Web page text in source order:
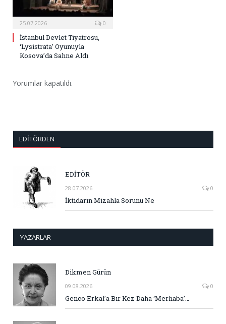
25.07.2026 0
İstanbul Devlet Tiyatrosu,
‘Lysistrata’ Oyunuyla
Kosova’da Sahne Aldı
Yorumlar kapatıldı.
EDITÖRDEN
EDİTÖR
28.07.2026 0
İktidarın Mizahla Sorunu Ne
YAZARLAR
Dikmen Gürün
09.08.2026 0
Genco Erkal’a Bir Kez Daha ‘Merhaba’…